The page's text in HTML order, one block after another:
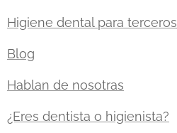
Higiene dental para terceros
Blog
Hablan de nosotras
¿Eres dentista o higienista?